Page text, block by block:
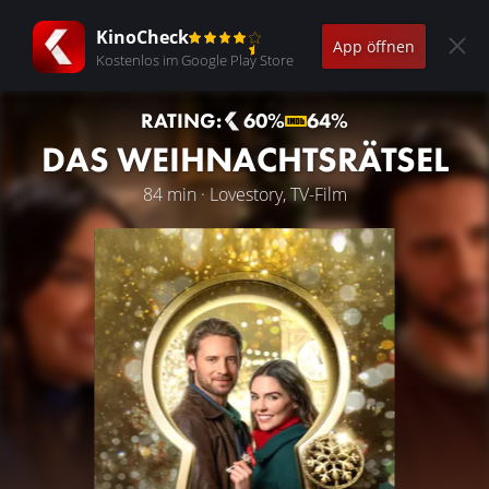
KinoCheck
Kostenlos im Google Play Store
App öffnen
RATING: 60% 64%
DAS WEIHNACHTSRÄTSEL
84 min · Lovestory, TV-Film